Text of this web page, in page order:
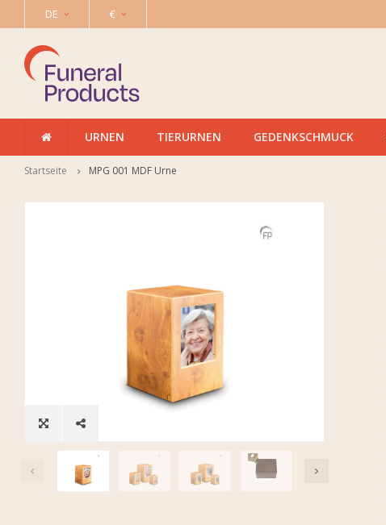
DE €
URNEN TIERURNEN GEDENKSCHMUCK
Startseite MPG 001 MDF Urne